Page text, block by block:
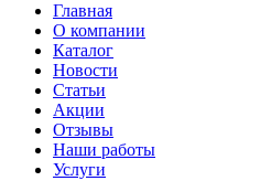
Главная
О компании
Каталог
Новости
Статьи
Акции
Отзывы
Наши работы
Услуги